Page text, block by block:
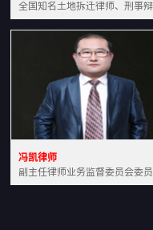
冯凯律师
副主任律师业务监督委员会委员